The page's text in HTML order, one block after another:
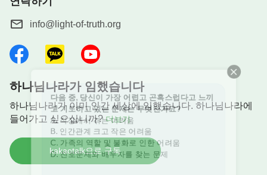
람을 가지고 있든, 사람이 실현하고자 하는 것과 추
그 두 단어는 모든 사람의 삶에 있어 굉장히 중요한
것으로, 사탄이 사람에게 주입하려고 하는 것이다.
어떤 단어일까? 바로 ‘명예’와 ‘이익’이란 단어이다.
사탄은 공격적인 방법 대신 부드럽고 사람의 사고방
식에 맞는 방법으로 쥐도 새도 모르게 사탄의 생존
방법과 생존 법칙을 받아들이게 하고, 인생의 목표와
방향을 세우게 한다. 또한 자기도 모르는 사이에 인
생의 꿈을 가지게 한다. 이 인생의 꿈은 아무리 그럴
info@light-of-truth.org
하나님나라가 임했습니다
하나님나라가 이미 인간 세상에 임했습니다. 하나님나라에
들어가고 싶으십니까? 더보기
kakaotalk으로 구독
다음 중, 당신이 가장 어렵고 곤혹스럽다고 느끼
고 기도하고 있는 문제는 무엇인가요?
A. 직장에서 겪는 어려움
B. 인간관계 크고 작은 어려움
C. 가족의 역할 및 불화로 인한 어려움
D. 진로문제와 배우자를 찾는 문제